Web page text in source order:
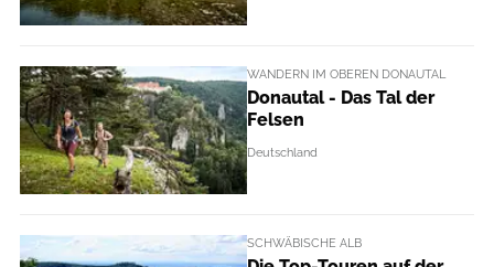
WANDERN IM OBEREN DONAUTAL
Donautal - Das Tal der
Felsen
Deutschland
SCHWÄBISCHE ALB